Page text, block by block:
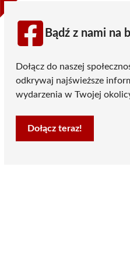
Bądź z nami na
Dołącz do naszej
odkrywaj najświeższe
wydarzenia w Twojej
Dołącz teraz!